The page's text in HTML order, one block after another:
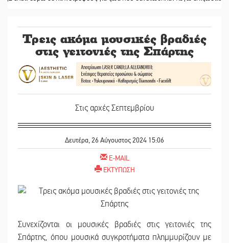
Τρεις ακόμα μουσικές βραδιές
στις γειτονιές της Σπάρτης
Στις αρχές Σεπτεμβρίου
Δευτέρα, 26 Αύγουστος 2024 15:06
E-MAIL
ΕΚΤΥΠΩΣΗ
Συνεχίζονται οι μουσικές βραδιές στις γειτονιές της
Σπάρτης, όπου μουσικά συγκροτήματα πλημμυρίζουν με